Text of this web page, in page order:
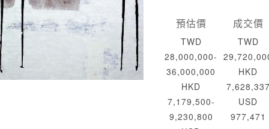
預估價
TWD
28,000,000-
36,000,000
HKD
7,179,500-
9,230,800
成交價
TWD
HKD
USD
977,471